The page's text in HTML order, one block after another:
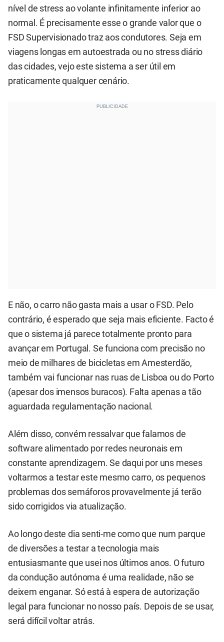
nível de stress ao volante infinitamente inferior ao
normal. É precisamente esse o grande valor que o
FSD Supervisionado traz aos condutores. Seja em
viagens longas em autoestrada ou no stress diário
das cidades, vejo este sistema a ser útil em
praticamente qualquer cenário.
E não, o carro não gasta mais a usar o FSD. Pelo
contrário, é esperado que seja mais eficiente. Facto é
que o sistema já parece totalmente pronto para
avançar em Portugal. Se funciona com precisão no
meio de milhares de bicicletas em Amesterdão,
também vai funcionar nas ruas de Lisboa ou do Porto
(apesar dos imensos buracos). Falta apenas a tão
aguardada regulamentação nacional.
Além disso, convém ressalvar que falamos de
software alimentado por redes neuronais em
constante aprendizagem. Se daqui por uns meses
voltarmos a testar este mesmo carro, os pequenos
problemas dos semáforos provavelmente já terão
sido corrigidos via atualização.
Ao longo deste dia senti-me como que num parque
de diversões a testar a tecnologia mais
entusiasmante que usei nos últimos anos. O futuro
da condução autónoma é uma realidade, não se
deixem enganar. Só está à espera de autorização
legal para funcionar no nosso país. Depois de se usar,
será difícil voltar atrás.